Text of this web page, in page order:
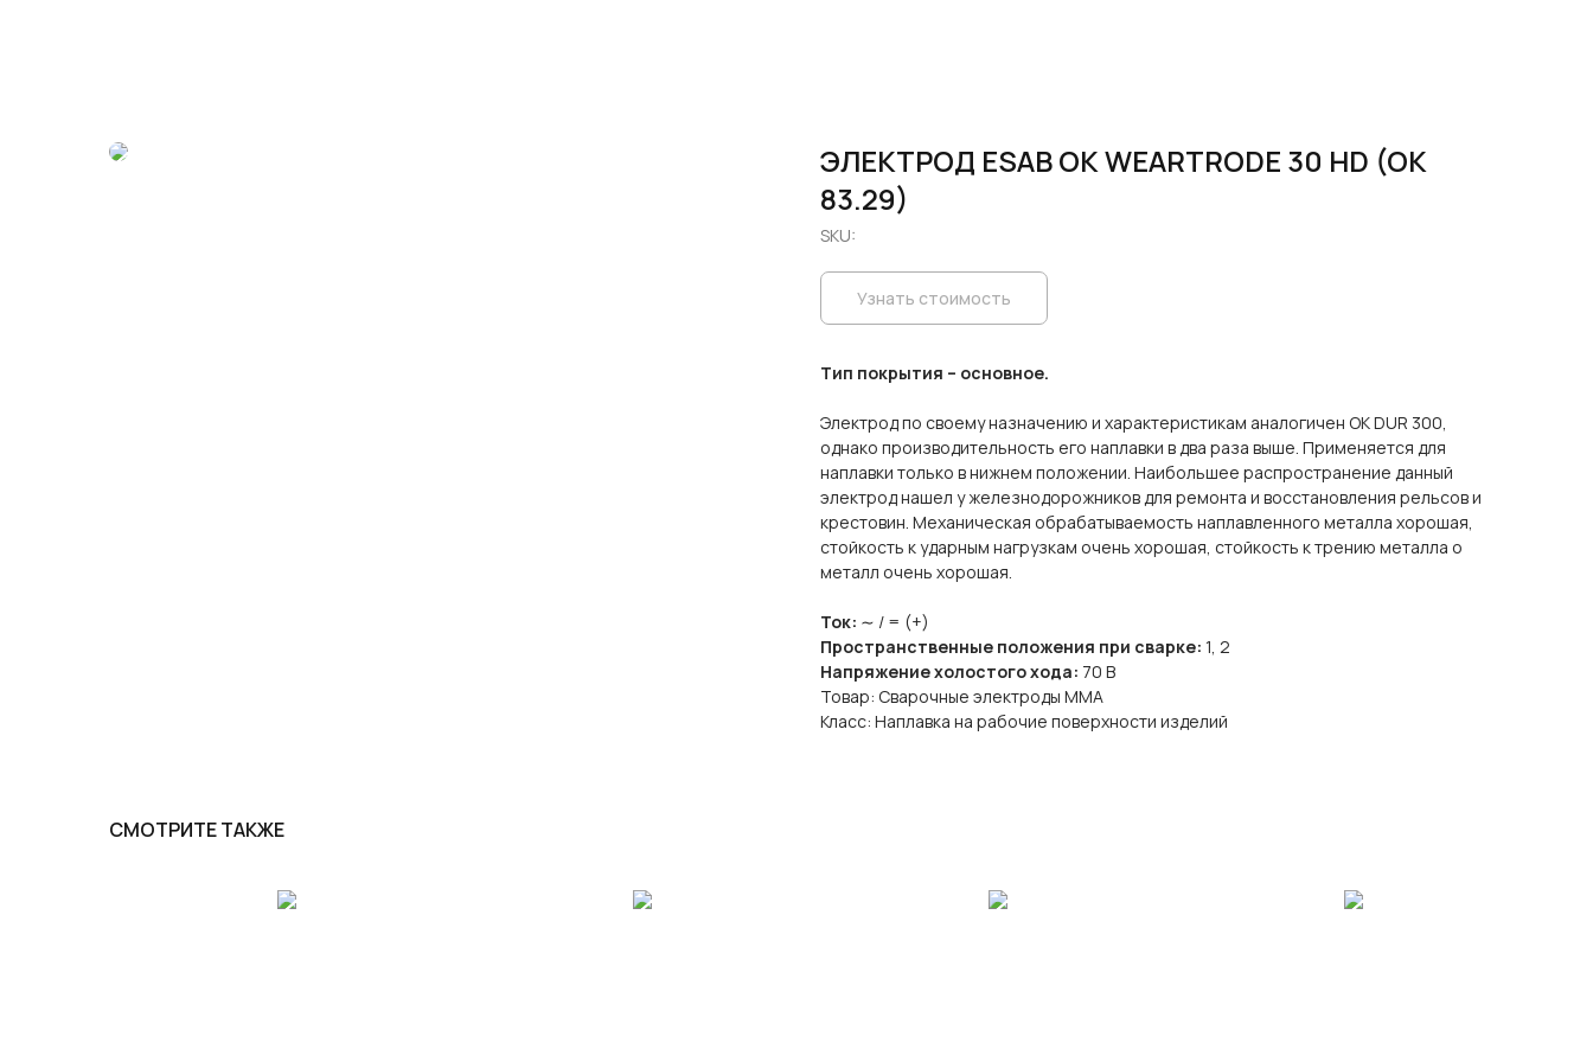
ЭЛЕКТРОД ESAB OK WEARTRODE 30 HD (OK
83.29)
SKU:
Узнать стоимость
Тип покрытия – основное.
Электрод по своему назначению и характеристикам аналогичен OK DUR 300,
однако производительность его наплавки в два раза выше. Применяется для
наплавки только в нижнем положении. Наибольшее распространение данный
электрод нашел у железнодорожников для ремонта и восстановления рельсов и
крестовин. Механическая обрабатываемость наплавленного металла хорошая,
стойкость к ударным нагрузкам очень хорошая, стойкость к трению металла о
металл очень хорошая.
Ток: ∼ / = (+)
Пространственные положения при сварке: 1, 2
Напряжение холостого хода: 70 В
Товар: Сварочные электроды MMA
Класс: Наплавка на рабочие поверхности изделий
СМОТРИТЕ ТАКЖЕ